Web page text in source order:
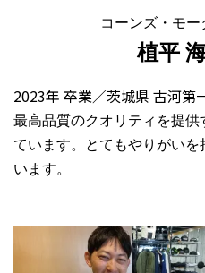
コーンズ・モ
植平
2023年 卒業／茨城県 古河第
最高品質のクオリティを提
ています。とてもやりがい
います。